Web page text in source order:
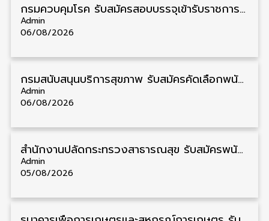
กรมควบคุมโรค รับสมัครสอบบรรจุเข้ารับราชการ วุฒิ ปวส./ป.ตรี 17 อัตรา รับสมัคร 17 สิงหาคม – 4 กันยายน
Admin
06/08/2026
กรมสนับสนุนบริการสุขภาพ รับสมัครคัดเลือกพนักงานราชการ วุฒิ ปวส./ป.ตรี 13 อัตรา รับสมัคร 11 – 20 สิงหาคม
Admin
06/08/2026
สำนักงานปลัดกระทรวงสาธารณสุข รับสมัครพนักงานราชการรูปแบบพิเศษ วุฒิ ปวส./ป.ตรี 102 อัตรา รับสมัคร 17 – 28 สิงหาคม
Admin
05/08/2026